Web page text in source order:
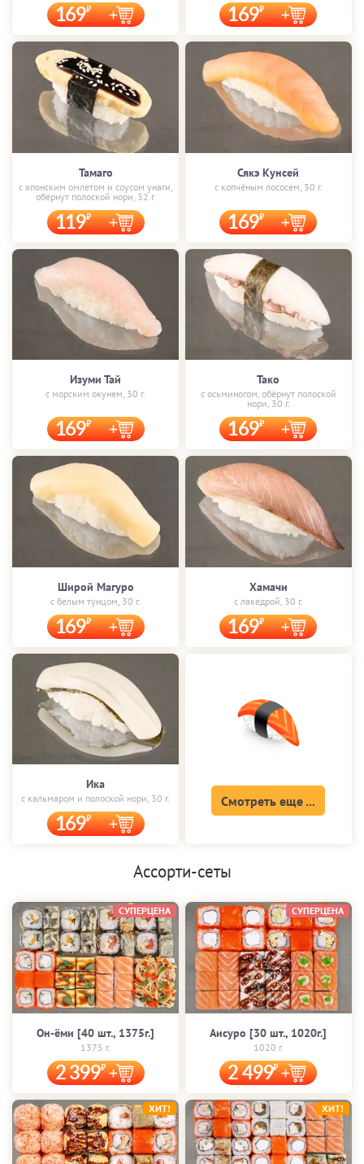
169 169
Тамаго
с японским омлетом и соусом унаги,
обёрнут полоской нори, 32 г.
119
Сякэ Кунсей
с копчёным лососем, 30 г.
169
Изуми Тай
с морским окунем, 30 г.
169
Тако
с осьминогом, обёрнут полоской
нори, 30 г.
169
Широй Магуро
с белым тунцом, 30 г.
169
Хамачи
с лакедрой, 30 г.
169
Ика
с кальмаром и полоской нори, 30 г.
169
Смотреть еще ...
Ассорти-сеты
Он-ёми [40 шт., 1375г.]
1375 г.
2 399
СУПЕРЦЕНА
Аисуро [30 шт., 1020г.]
1020 г.
2 499
СУПЕРЦЕНА
ХИТ! ХИТ!